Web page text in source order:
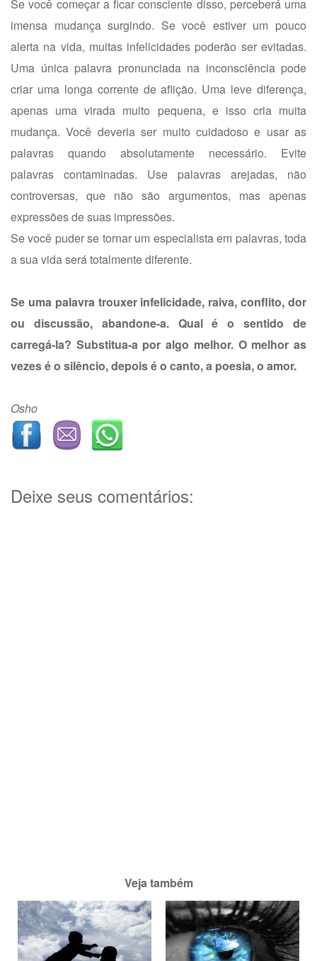
Se você começar a ficar consciente disso, perceberá uma
imensa mudança surgindo. Se você estiver um pouco
alerta na vida, muitas infelicidades poderão ser evitadas.
Uma única palavra pronunciada na inconsciência pode
criar uma longa corrente de aflição. Uma leve diferença,
apenas uma virada muito pequena, e isso cria muita
mudança. Você deveria ser muito cuidadoso e usar as
palavras quando absolutamente necessário. Evite
palavras contaminadas. Use palavras arejadas, não
controversas, que não são argumentos, mas apenas
expressões de suas impressões.
Se você puder se tornar um especialista em palavras, toda
a sua vida será totalmente diferente.
Se uma palavra trouxer infelicidade, raiva, conflito, dor
ou discussão, abandone-a. Qual é o sentido de
carregá-la? Substitua-a por algo melhor. O melhor as
vezes é o silêncio, depois é o canto, a poesia, o amor.
Osho
Deixe seus comentários:
Veja também